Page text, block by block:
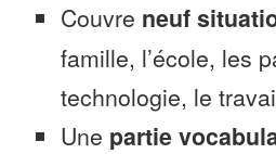
Couvre neuf
famille, l’école, les
technologie, le
Une partie